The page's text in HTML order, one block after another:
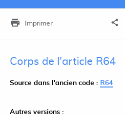
Imprimer
Corps de l'article R64
Source dans l'ancien code : R64
Autres versions :